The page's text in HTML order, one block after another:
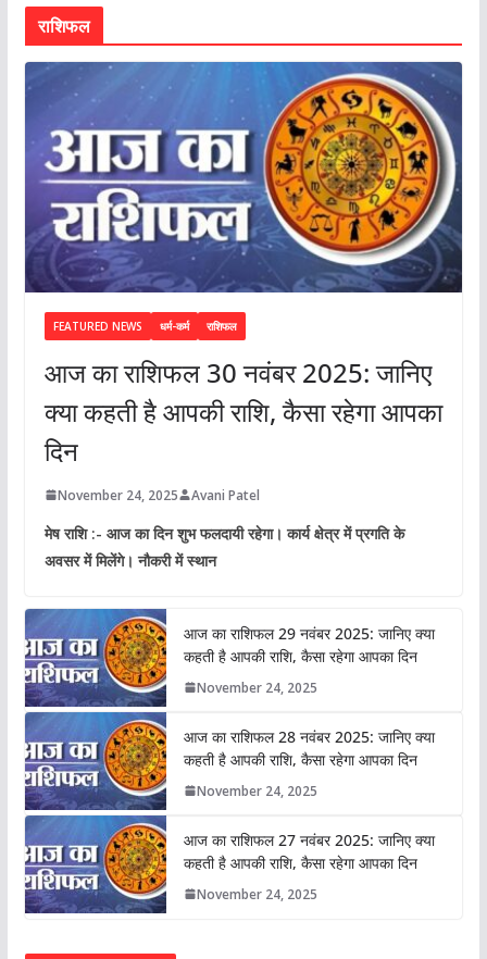
राशिफल
FEATURED NEWS धर्म-कर्म राशिफल
आज का राशिफल 30 नवंबर 2025: जानिए
क्या कहती है आपकी राशि, कैसा रहेगा आपका
दिन
November 24, 2025 Avani Patel
मेष राशि :- आज का दिन शुभ फलदायी रहेगा। कार्य क्षेत्र में प्रगति के
अवसर में मिलेंगे। नौकरी में स्थान
आज का राशिफल 29 नवंबर 2025: जानिए क्या
कहती है आपकी राशि, कैसा रहेगा आपका दिन
November 24, 2025
आज का राशिफल 28 नवंबर 2025: जानिए क्या
कहती है आपकी राशि, कैसा रहेगा आपका दिन
November 24, 2025
आज का राशिफल 27 नवंबर 2025: जानिए क्या
कहती है आपकी राशि, कैसा रहेगा आपका दिन
November 24, 2025